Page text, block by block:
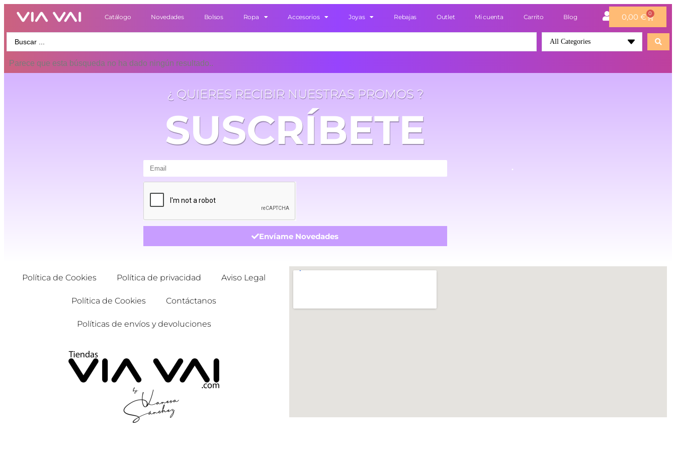
Catálogo Novedades Bolsos Ropa Accesorios Joyas Rebajas Outlet Mi cuenta Carrito Blog 0,00 € 0
All Categories
Parece que esta búsqueda no ha dado ningún resultado..
¿ QUIERES RECIBIR NUESTRAS PROMOS ?
SUSCRÍBETE
Envíame Novedades
.
Política de Cookies Política de privacidad Aviso Legal
Política de Cookies Contáctanos
Políticas de envíos y devoluciones